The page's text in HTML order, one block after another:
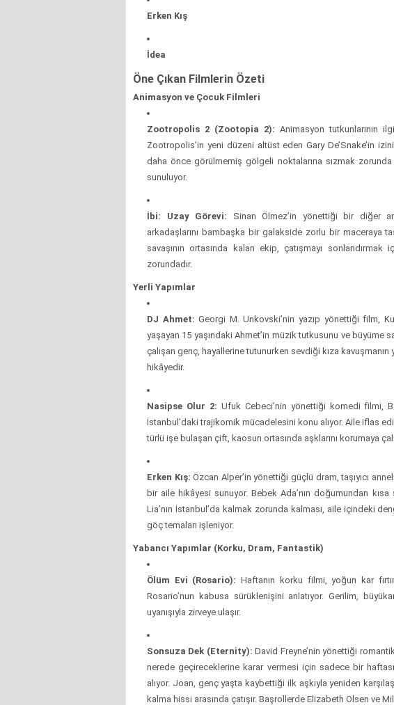
Erken Kış
İdea
Öne Çıkan Filmlerin Özeti
Animasyon ve Çocuk Filmleri
Zootropolis 2 (Zootopia 2): Animasyon tutkunlarının
Zootropolis’in yeni düzeni altüst eden Gary De’Snake’in
daha önce görülmemiş gölgeli noktalarına sızmak
sunuluyor.
İbi: Uzay Görevi: Sinan Ölmez’in yönettiği bir diğer
arkadaşlarını bambaşka bir galakside zorlu bir maceraya
savaşının ortasında kalan ekip, çatışmayı
zorundadır.
Yerli Yapımlar
DJ Ahmet: Georgi M. Unkovski’nin yazıp yönettiği film,
yaşayan 15 yaşındaki Ahmet’in müzik tutkusunu ve büyüme
çalışan genç, hayallerine tutunurken sevdiği kıza kavuşmanın
hikâyedir.
Nasipse Olur 2: Ufuk Cebeci’nin yönettiği komedi filmi,
İstanbul’daki trajikomik mücadelesini konu alıyor. Aile iflas
türlü işe bulaşan çift, kaosun ortasında aşklarını korumaya
Erken Kış: Özcan Alper’in yönettiği güçlü dram, taşıyıcı
bir aile hikâyesi sunuyor. Bebek Ada’nın doğumundan
Lia’nın İstanbul’da kalmak zorunda kalması, aile içindeki
göç temaları işleniyor.
Yabancı Yapımlar (Korku, Dram, Fantastik)
Ölüm Evi (Rosario): Haftanın korku filmi, yoğun kar
Rosario’nun kabusa sürüklenişini anlatıyor. Gerilim,
uyanışıyla zirveye ulaşır.
Sonsuza Dek (Eternity): David Freyne’nin yönettiği
nerede geçireceklerine karar vermesi için sadece bir
alıyor. Joan, genç yaşta kaybettiği ilk aşkıyla yeniden
kalma hissi arasında çatışır. Başrollerde Elizabeth Olsen ve